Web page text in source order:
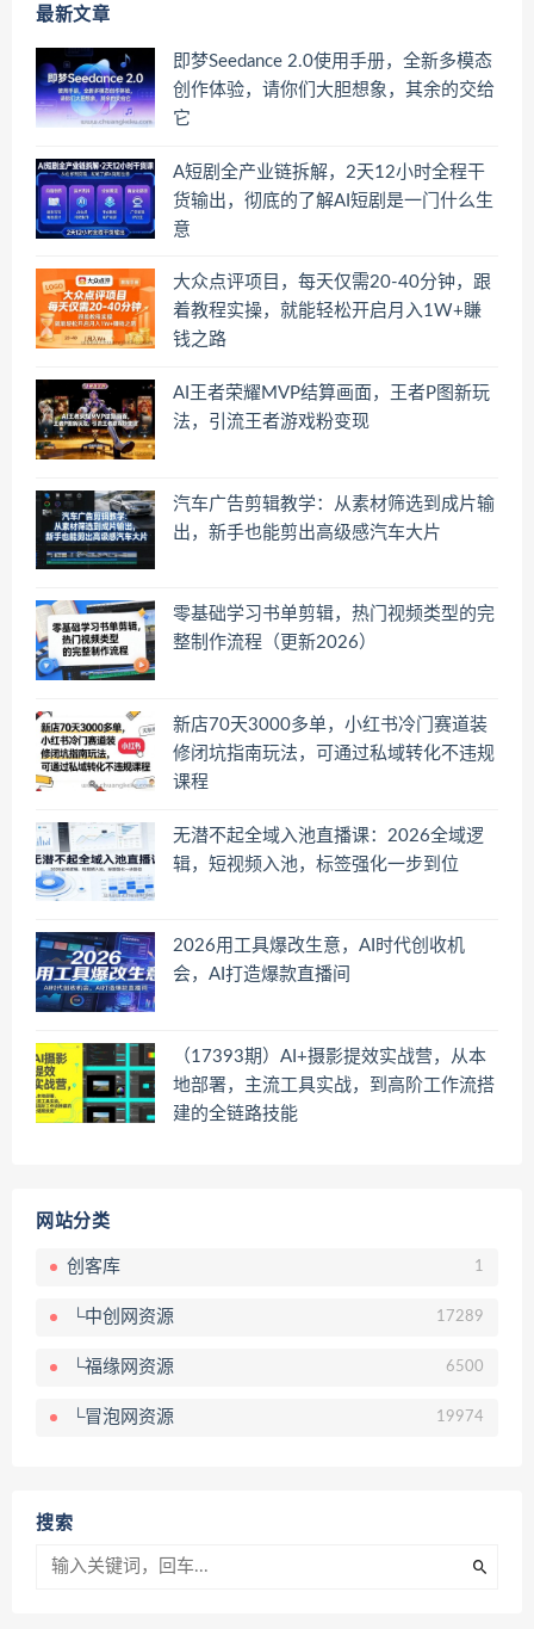
最新文章
即梦Seedance 2.0使用手册，全新多模态
创作体验，请你们大胆想象，其余的交给
它
A短剧全产业链拆解，2天12小时全程干
货输出，彻底的了解AI短剧是一门什么生
意
大众点评项目，每天仅需20-40分钟，跟
着教程实操，就能轻松开启月入1W+賺
钱之路
AI王者荣耀MVP结算画面，王者P图新玩
法，引流王者游戏粉变现
汽车广告剪辑教学：从素材筛选到成片输
出，新手也能剪出高级感汽车大片
零基础学习书单剪辑，热门视频类型的完
整制作流程（更新2026）
新店70天3000多单，小红书冷门赛道装
修闭坑指南玩法，可通过私域转化不违规
课程
无潜不起全域入池直播课：2026全域逻
辑，短视频入池，标签强化一步到位
2026用工具爆改生意，AI时代创收机
会，AI打造爆款直播间
（17393期）AI+摄影提效实战营，从本
地部署，主流工具实战，到高阶工作流搭
建的全链路技能
网站分类
创客库 1
└中创网资源 17289
└福缘网资源 6500
└冒泡网资源 19974
搜索